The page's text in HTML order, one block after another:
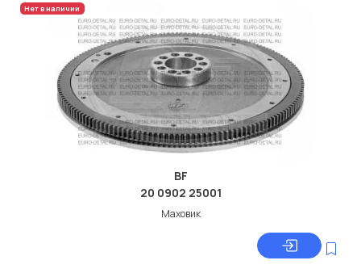
Нет в наличии
BF
20 0902 25001
Маховик